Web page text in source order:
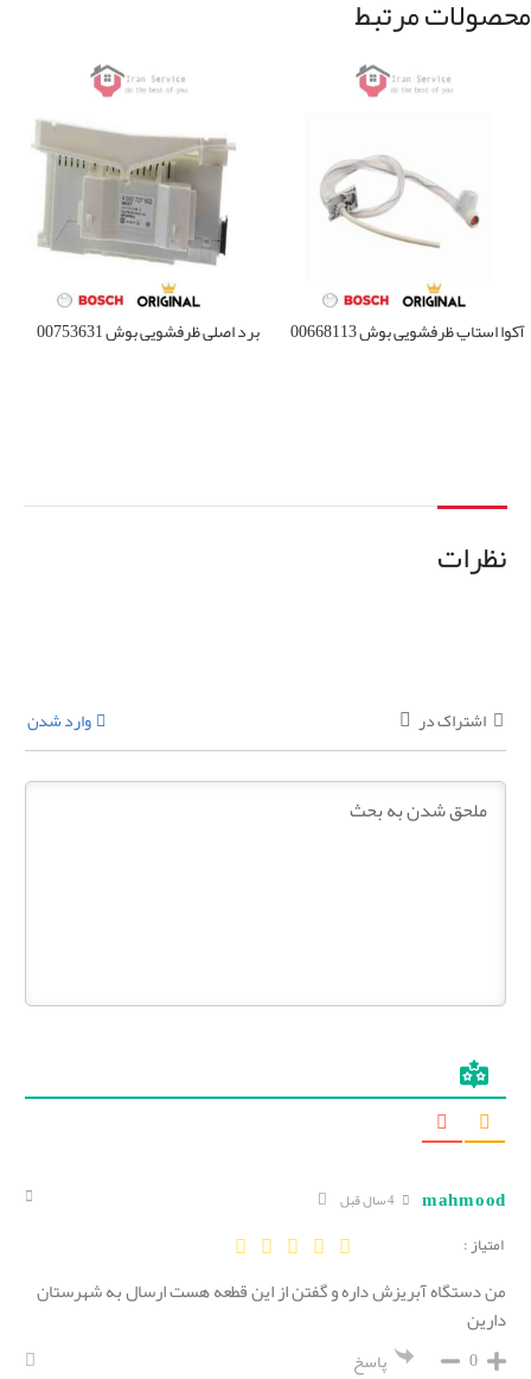
محصولات مرتبط
آکوا استاپ ظرفشویی بوش 00668113 برد اصلی ظرفشویی بوش 00753631
نظرات
اشتراک در وارد شدن
mahmood
امتیاز :
من دستگاه آبریزش داره و گفتن از این قطعه هست ارسال به شهرستان
دارین
0
پاسخ